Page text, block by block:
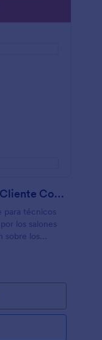
Formulario De Atención Al Cliente Con Técnico De Uñas
para técnicos
los salones
sobre los
en cuanto
este formulario.
de técnico
la
de
de salud y